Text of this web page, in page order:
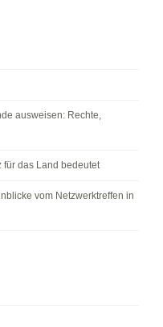
ausweisen: Rechte,
für das Land bedeutet
vom Netzwerktreffen in